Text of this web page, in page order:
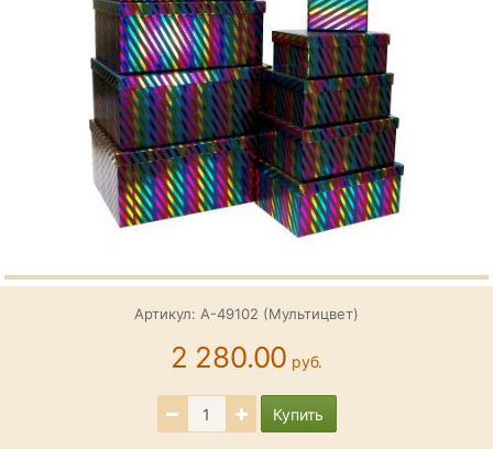
Артикул: А-49102 (Мультицвет)
2 280.00 руб.
Купить